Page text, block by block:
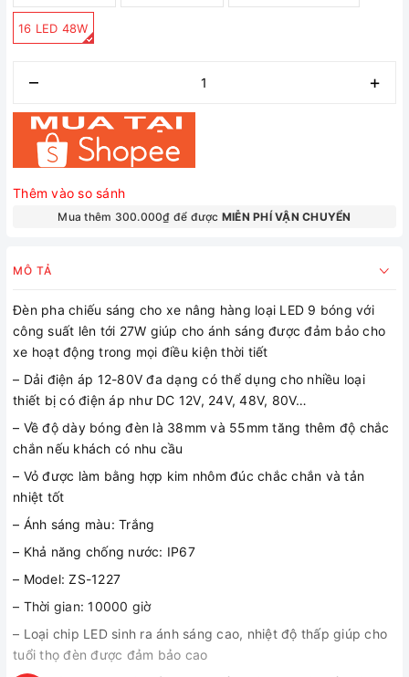
16 LED 48W
– +
Thêm vào so sánh
Mua thêm 300.000₫ để được MIỄN PHÍ VẬN CHUYỂN
MÔ TẢ
Đèn pha chiếu sáng cho xe nâng hàng loại LED 9 bóng với
công suất lên tới 27W giúp cho ánh sáng được đảm bảo cho
xe hoạt động trong mọi điều kiện thời tiết
– Dải điện áp 12-80V đa dạng có thể dụng cho nhiều loại
thiết bị có điện áp như DC 12V, 24V, 48V, 80V…
– Về độ dày bóng đèn là 38mm và 55mm tăng thêm độ chắc
chắn nếu khách có nhu cầu
– Vỏ được làm bằng hợp kim nhôm đúc chắc chắn và tản
nhiệt tốt
– Ánh sáng màu: Trắng
– Khả năng chống nước: IP67
– Model: ZS-1227
– Thời gian: 10000 giờ
– Loại chip LED sinh ra ánh sáng cao, nhiệt độ thấp giúp cho
tuổi thọ đèn được đảm bảo cao